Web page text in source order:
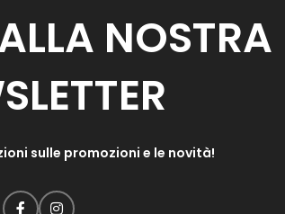
NOSTRA
sulle promozioni e le novità!